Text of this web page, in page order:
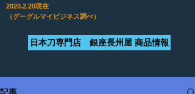
2020.2.20現在
（グーグルマイビジネス調べ）
日本刀専門店 銀座長州屋 商品情報